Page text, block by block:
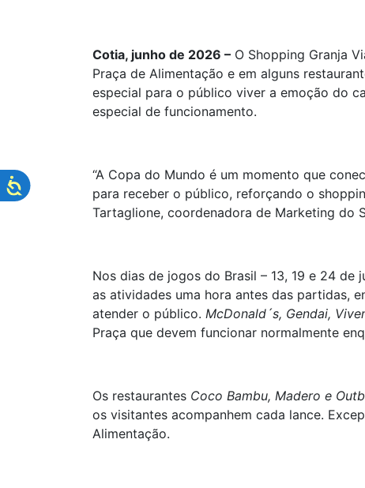
Cotia, junho de 2026 – O Shopping Granja
Praça de Alimentação e em alguns
especial para o público viver a emoção do
especial de funcionamento.
“A Copa do Mundo é um momento que
para receber o público, reforçando o
Tartaglione, coordenadora de Marketing do
Nos dias de jogos do Brasil – 13, 19 e 24
as atividades uma hora antes das partidas,
atender o público. McDonald´s, Gendai,
Praça que devem funcionar normalmente
Os restaurantes Coco Bambu, Madero e
os visitantes acompanhem cada lance.
Alimentação.